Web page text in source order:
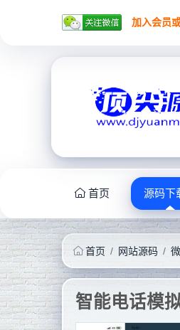
加入会员
首页 源码下
首页 网站源码
智能电话模